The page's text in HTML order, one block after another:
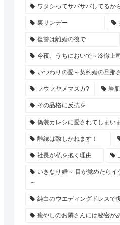
ワタシってサバサバしてるか
裏サンデー
復讐は離婚の後で
今夜、うちにおいで～冷徹上
いつわりの愛～契約婚の旦那
フウフヤメマスカ? 岩
その品格に反抗を
偽装カレシに愛されてしまい
離縁は致しかねます！
社長が私を抱く理由
いきなり婚～ 目が覚めたら
～
純白のウエディングドレスで
癒やしのお隣さんには秘密が